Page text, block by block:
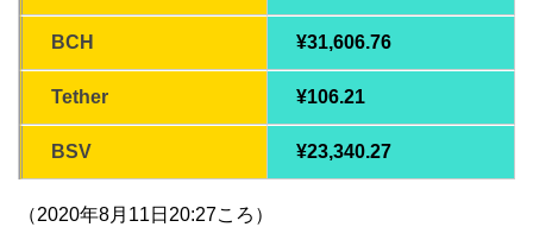
BCH ¥31,606.76
Tether ¥106.21
BSV ¥23,340.27
（2020年8月11日20:27ころ）